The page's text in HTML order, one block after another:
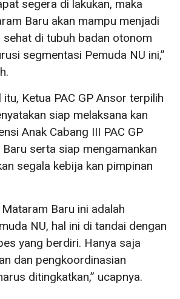
segera di lakukan, maka
Baru akan mampu menjadi
di tubuh badan otonom
segmentasi Pemuda NU ini,”
Ketua PAC GP Ansor terpilih
siap melaksana kan
Anak Cabang III PAC GP
serta siap mengamankan
segala kebija kan pimpinan
Baru ini adalah
NU, hal ini di tandai dengan
yang berdiri. Hanya saja
dan pengkoordinasian
ditingkatkan,” ucapnya.